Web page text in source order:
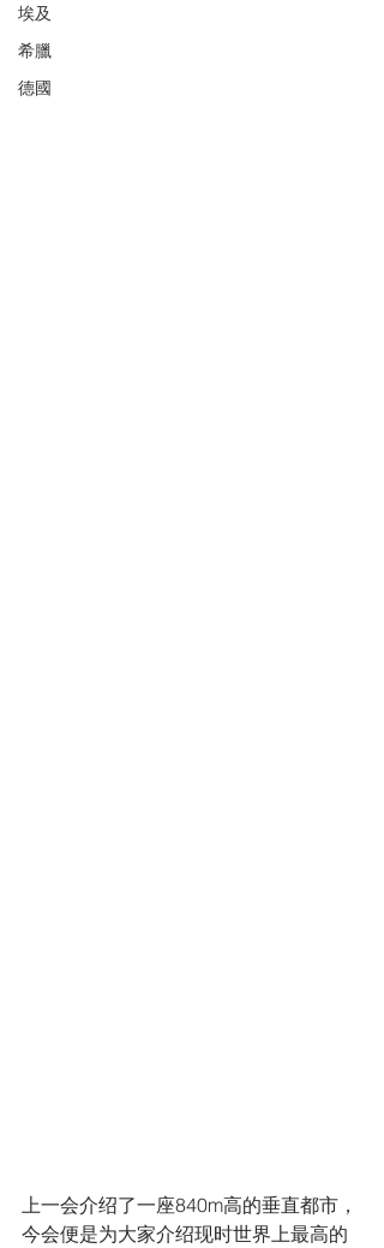
埃及
希臘
德國
上一会介绍了一座840m高的垂直都市，
今会便是为大家介绍现时世界上最高的